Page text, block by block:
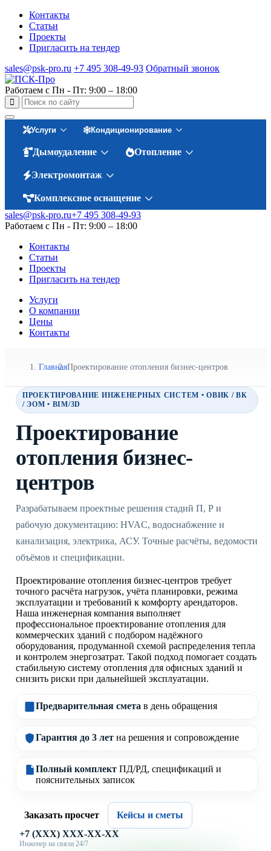
Контакты
Статьи
Проекты
Пригласить на тендер
sales@psk-pro.ru +7 495 308-49-93 Обратный звонок
Работаем с Пн - Пт: 9:00 – 18:00
Услуги Кондиционирование
Дымоудаление Отопление
Электромонтаж
Комплексное оснащение
sales@psk-pro.ru+7 495 308-49-93
Работаем с Пн - Пт: 9:00 – 18:00
Контакты
Статьи
Проекты
Пригласить на тендер
Услуги
О компании
Цены
Контакты
ГлавнаяПроектирование отопления бизнес-центров
ПРОЕКТИРОВАНИЕ ИНЖЕНЕРНЫХ СИСТЕМ • ОВИК / ВК
/ ЭОМ • BIM/3D
Проектирование
отопления бизнес-
центров
Разрабатываем проектные решения стадий П, Р и
рабочую документацию: HVAC, водоснабжение и
канализация, электрика, АСУ. Точные расчёты, ведомости
объёмов и спецификации.
Проектирование отопления бизнес-центров требует
точного расчёта нагрузок, учёта планировки, режима
эксплуатации и требований к комфорту арендаторов.
Наша инженерная компания выполняет
профессиональное проектирование отопления для
коммерческих зданий с подбором надёжного
оборудования, продуманной схемой распределения тепла
и контролем энергозатрат. Такой подход помогает создать
стабильную систему отопления для офисных зданий и
снизить риски при дальнейшей эксплуатации.
Предварительная смета в день обращения
Гарантия до 3 лет на решения и сопровождение
Полный комплект ПД/РД, спецификаций и
пояснительных записок
Заказать просчет
Кейсы и сметы
+7 (XXX) XXX-XX-XX
Инженер на связи 24/7